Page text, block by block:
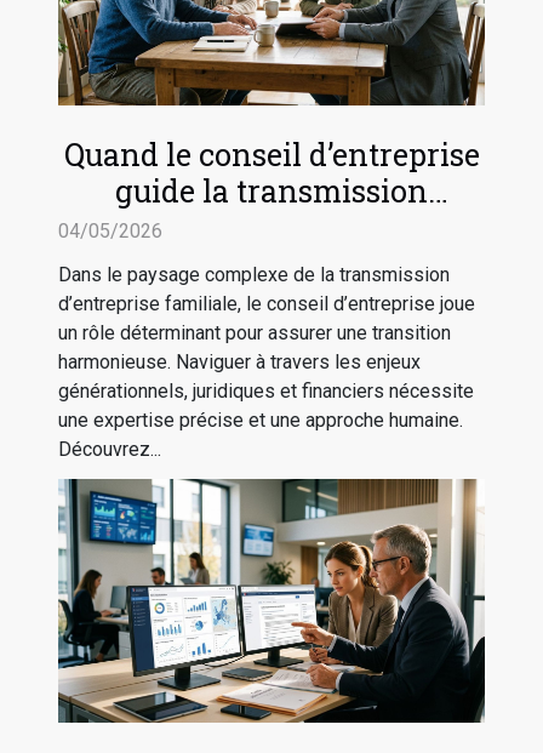
Quand le conseil d’entreprise
guide la transmission
familiale sereine
04/05/2026
Dans le paysage complexe de la transmission
d’entreprise familiale, le conseil d’entreprise joue
un rôle déterminant pour assurer une transition
harmonieuse. Naviguer à travers les enjeux
générationnels, juridiques et financiers nécessite
une expertise précise et une approche humaine.
Découvrez...